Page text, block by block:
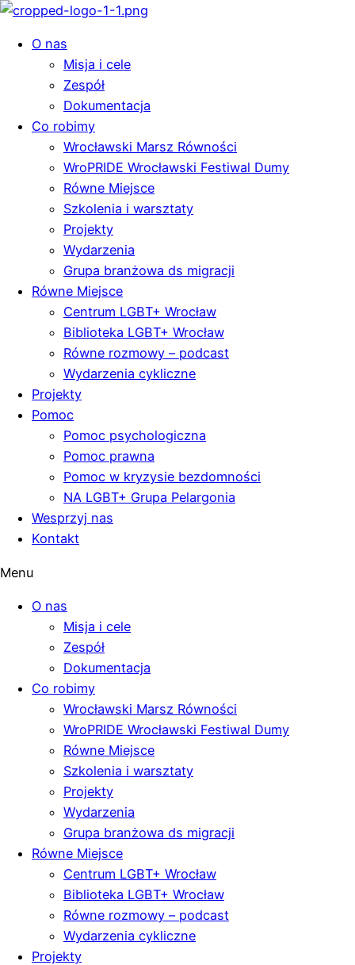
O nas
Misja i cele
Zespół
Dokumentacja
Co robimy
Wrocławski Marsz Równości
WroPRIDE Wrocławski Festiwal Dumy
Równe Miejsce
Szkolenia i warsztaty
Projekty
Wydarzenia
Grupa branżowa ds migracji
Równe Miejsce
Centrum LGBT+ Wrocław
Biblioteka LGBT+ Wrocław
Równe rozmowy – podcast
Wydarzenia cykliczne
Projekty
Pomoc
Pomoc psychologiczna
Pomoc prawna
Pomoc w kryzysie bezdomności
NA LGBT+ Grupa Pelargonia
Wesprzyj nas
Kontakt
Menu
O nas
Misja i cele
Zespół
Dokumentacja
Co robimy
Wrocławski Marsz Równości
WroPRIDE Wrocławski Festiwal Dumy
Równe Miejsce
Szkolenia i warsztaty
Projekty
Wydarzenia
Grupa branżowa ds migracji
Równe Miejsce
Centrum LGBT+ Wrocław
Biblioteka LGBT+ Wrocław
Równe rozmowy – podcast
Wydarzenia cykliczne
Projekty